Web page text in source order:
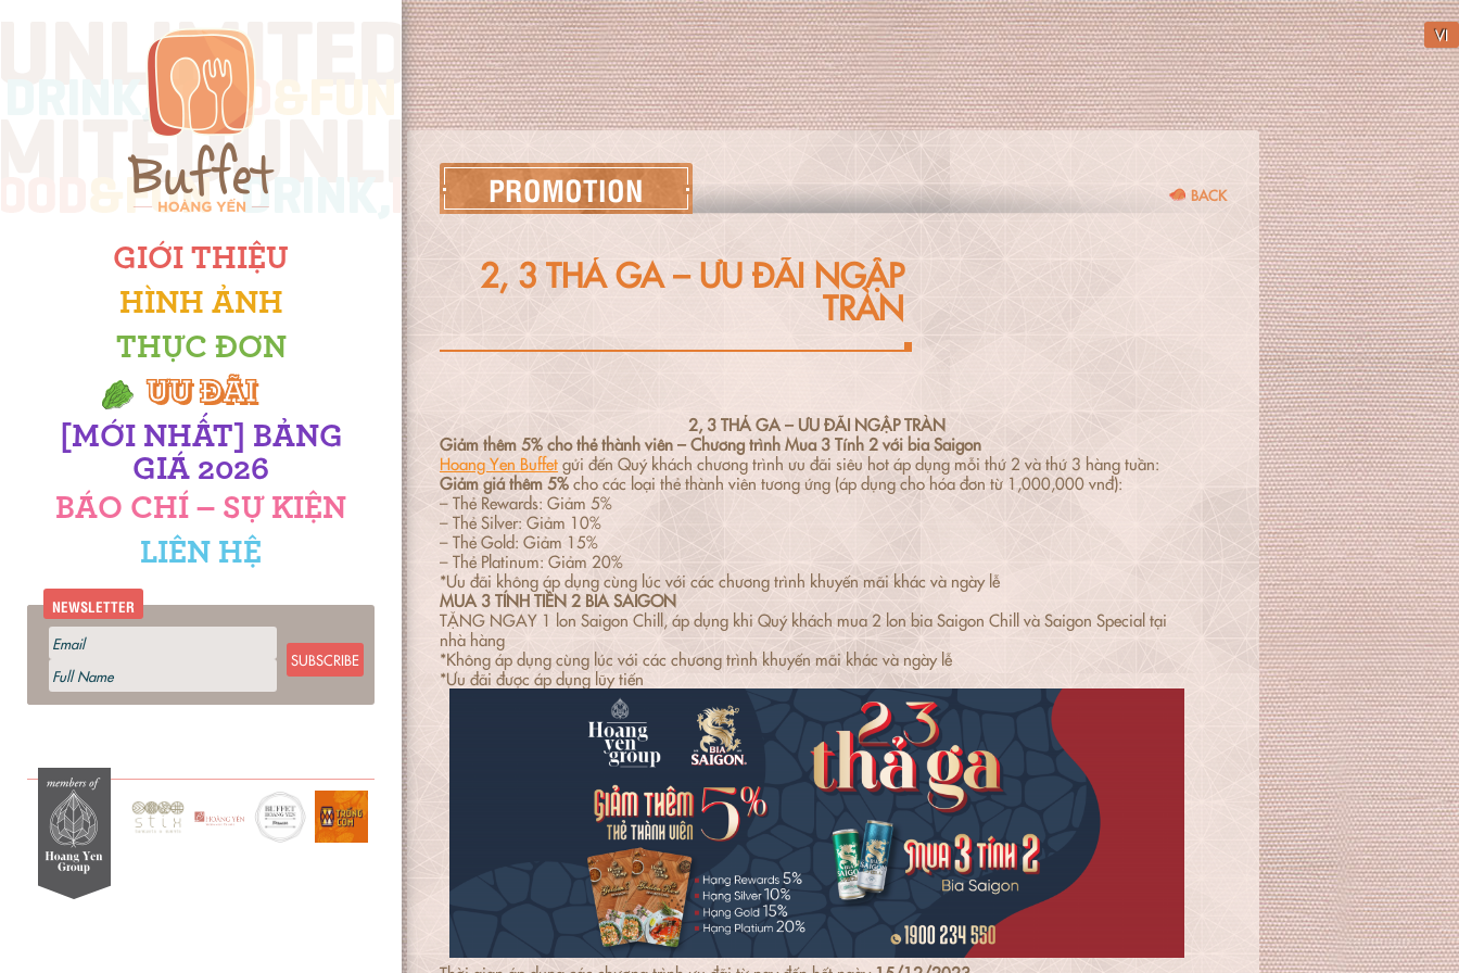
GIỚI THIỆU
HÌNH ẢNH
THỰC ĐƠN
ƯU ĐÃI
[MỚI NHẤT] BẢNG
GIÁ 2026
BÁO CHÍ – SỰ KIỆN
LIÊN HỆ
NEWSLETTER
SUBSCRIBE
VI
PROMOTION BACK
2, 3 THẢ GA – ƯU ĐÃI NGẬP
TRÀN
2, 3 THẢ GA – ƯU ĐÃI NGẬP TRÀN
Giảm thêm 5% cho thẻ thành viên – Chương trình Mua 3 Tính 2 với bia Saigon
Hoang Yen Buffetgửi đến Quý khách chương trình ưu đãi siêu hot áp dụng mỗi thứ 2 và thứ 3 hàng tuần:
Giảm giá thêm 5%cho các loại thẻ thành viên tương ứng (áp dụng cho hóa đơn từ 1,000,000 vnđ):
– Thẻ Rewards: Giảm 5%
– Thẻ Silver: Giảm 10%
– Thẻ Gold: Giảm 15%
– Thẻ Platinum: Giảm 20%
*Ưu đãi không áp dụng cùng lúc với các chương trình khuyến mãi khác và ngày lễ
MUA 3 TÍNH TIỀN 2 BIA SAIGON
TẶNG NGAY 1 lon Saigon Chill, áp dụng khi Quý khách mua 2 lon bia Saigon Chill và Saigon Special tại
nhà hàng
*Không áp dụng cùng lúc với các chương trình khuyến mãi khác và ngày lễ
*Ưu đãi được áp dụng lũy tiến